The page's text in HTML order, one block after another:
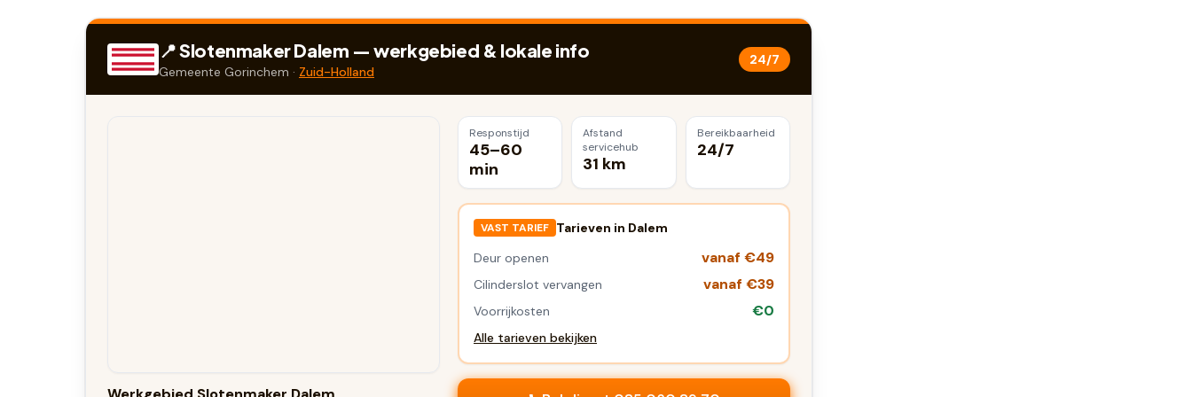
📍 SlotenmakerDalem — werkgebied & lokale info
Gemeente Gorinchem · Zuid-Holland
24/7
Responstijd
45–60
min
Afstand
servicehub
31 km
Bereikbaarheid
24/7
VAST TARIEF Tarieven in Dalem
Deur openen
vanaf €49
Cilinderslot vervangen vanaf €39
Voorrijkosten €0
Alle tarieven bekijken